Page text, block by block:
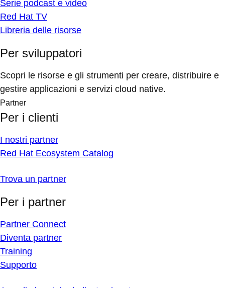
Serie podcast e video
Red Hat TV
Libreria delle risorse
Per sviluppatori
Scopri le risorse e gli strumenti per creare, distribuire e
gestire applicazioni e servizi cloud native.
Partner
Per i clienti
I nostri partner
Red Hat Ecosystem Catalog
Trova un partner
Per i partner
Partner Connect
Diventa partner
Training
Supporto